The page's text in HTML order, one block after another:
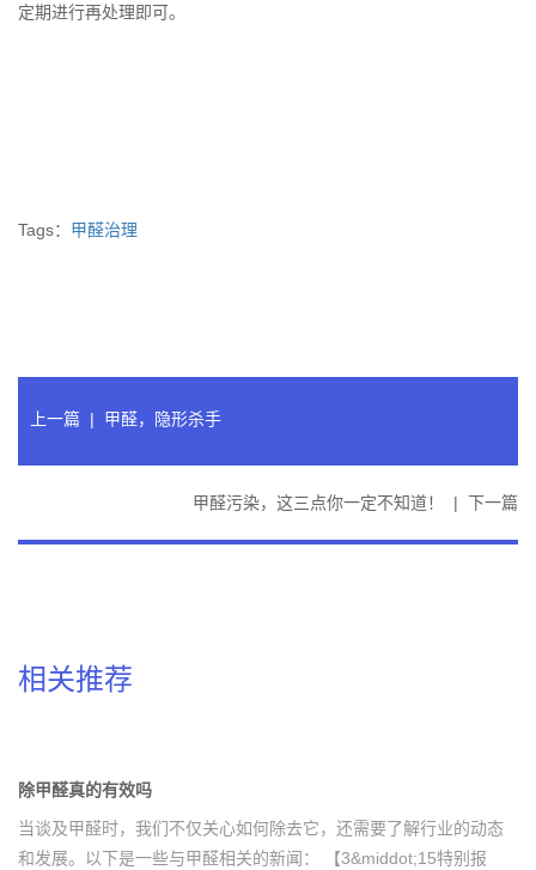
定期进行再处理即可。
Tags： 甲醛治理
上一篇 | 甲醛，隐形杀手
甲醛污染，这三点你一定不知道！ | 下一篇
相关推荐
除甲醛真的有效吗
当谈及甲醛时，我们不仅关心如何除去它，还需要了解行业的动态
和发展。以下是一些与甲醛相关的新闻： 【3&middot;15特别报